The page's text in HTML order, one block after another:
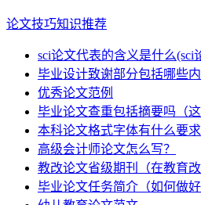
论文技巧知识推荐
sci论文代表的含义是什么(sci
毕业设计致谢部分包括哪些
优秀论文范例
毕业论文查重包括摘要吗（
本科论文格式字体有什么要
高级会计师论文怎么写？
教改论文省级期刊（在教育
毕业论文任务简介（如何做好